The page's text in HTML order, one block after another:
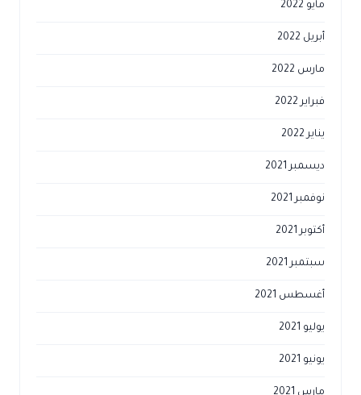
مايو 2022
أبريل 2022
مارس 2022
فبراير 2022
يناير 2022
ديسمبر 2021
نوفمبر 2021
أكتوبر 2021
سبتمبر 2021
أغسطس 2021
يوليو 2021
يونيو 2021
مارس 2021